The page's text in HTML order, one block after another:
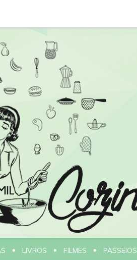
LIVROS FILMES PASSEIOS